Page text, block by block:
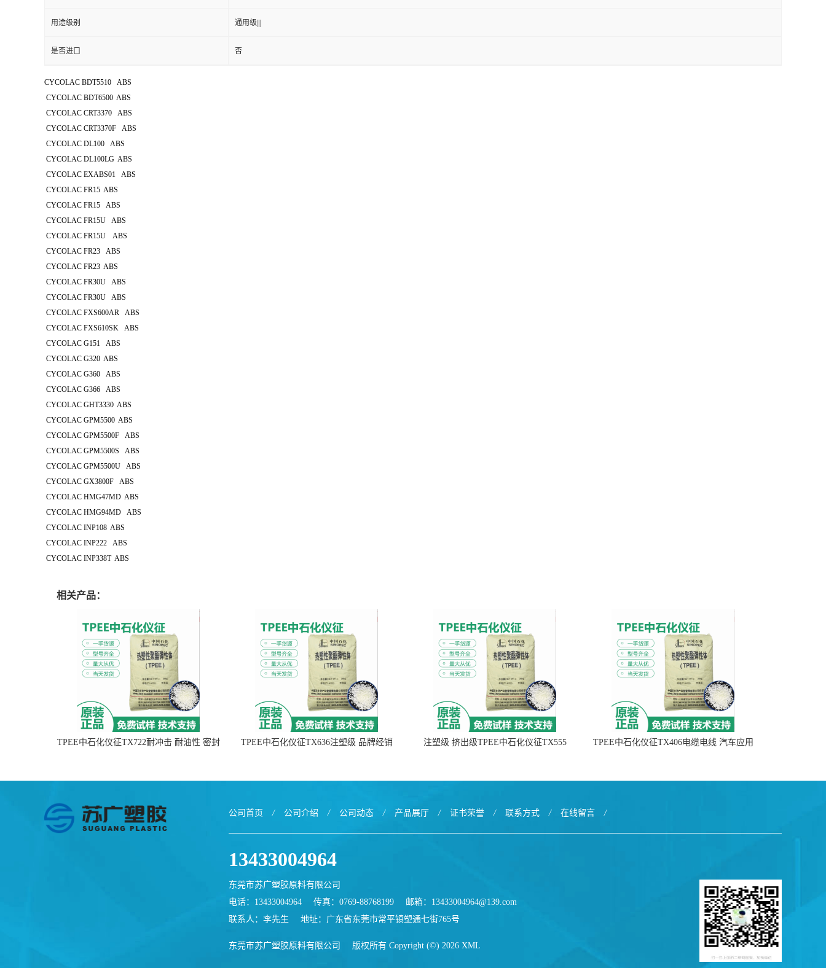
用途级别 通用级|||
是否进口 否
CYCOLAC BDT5510 ABS
CYCOLAC BDT6500 ABS
CYCOLAC CRT3370 ABS
CYCOLAC CRT3370F ABS
CYCOLAC DL100 ABS
CYCOLAC DL100LG ABS
CYCOLAC EXABS01 ABS
CYCOLAC FR15 ABS
CYCOLAC FR15 ABS
CYCOLAC FR15U ABS
CYCOLAC FR15U ABS
CYCOLAC FR23 ABS
CYCOLAC FR23 ABS
CYCOLAC FR30U ABS
CYCOLAC FR30U ABS
CYCOLAC FXS600AR ABS
CYCOLAC FXS610SK ABS
CYCOLAC G151 ABS
CYCOLAC G320 ABS
CYCOLAC G360 ABS
CYCOLAC G366 ABS
CYCOLAC GHT3330 ABS
CYCOLAC GPM5500 ABS
CYCOLAC GPM5500F ABS
CYCOLAC GPM5500S ABS
CYCOLAC GPM5500U ABS
CYCOLAC GX3800F ABS
CYCOLAC HMG47MD ABS
CYCOLAC HMG94MD ABS
CYCOLAC INP108 ABS
CYCOLAC INP222 ABS
CYCOLAC INP338T ABS
相关产品：
TPEE中石化仪征TX722耐冲击 耐油性 密封
TPEE中石化仪征TX636注塑级 品牌经销 注塑级 挤出级TPEE中石化仪征TX555 TPEE中石化仪征TX406电缆电线 汽车应用
公司首页 / 公司介绍 / 公司动态 / 产品展厅 / 证书荣誉 / 联系方式 / 在线留言 /
13433004964
东莞市苏广塑胶原料有限公司
电话：13433004964
传真：0769-88768199 邮箱： 13433004964@139.com
联系人：李先生
地址：广东省东莞市常平镇塑通七街765号
东莞市苏广塑胶原料有限公司 版权所有 Copyright (©) 2026 XML